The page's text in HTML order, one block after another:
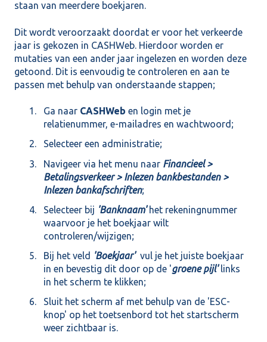
staan van meerdere boekjaren.
Dit wordt veroorzaakt doordat er voor het verkeerde
jaar is gekozen in CASHWeb. Hierdoor worden er
mutaties van een ander jaar ingelezen en worden deze
getoond. Dit is eenvoudig te controleren en aan te
passen met behulp van onderstaande stappen;
Ga naar CASHWeb en login met je
relatienummer, e-mailadres en wachtwoord;
Selecteer een administratie;
Navigeer via het menu naar Financieel >
Betalingsverkeer > Inlezen bankbestanden >
Inlezen bankafschriften;
Selecteer bij 'Banknaam'het rekeningnummer
waarvoor je het boekjaar wilt
controleren/wijzigen;
Bij het veld 'Boekjaar' vul je het juiste boekjaar
in en bevestig dit door op de 'groene pijl'links
in het scherm te klikken;
Sluit het scherm af met behulp van de 'ESC-
knop' op het toetsenbord tot het startscherm
weer zichtbaar is.